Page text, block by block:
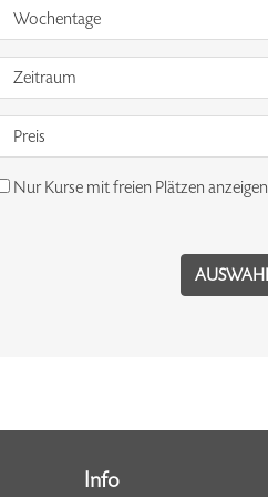
Wochentage
Zeitraum
Preis
Nur Kurse mit freien Plätzen anzeigen
Info